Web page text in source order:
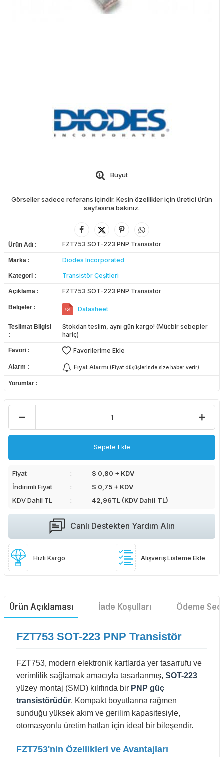
Büyüt
Görseller sadece referans içindir. Kesin özellikler için üretici ürün
sayfasına bakınız.
Ürün Adı FZT753 SOT-223 PNP Transistör
Marka Diodes Incorporated
Kategori Transistör Çeşitleri
Açıklama FZT753 SOT-223 PNP Transistör
Belgeler Datasheet
Teslimat Bilgisi
Stokdan teslim, aynı gün kargo! (Mücbir sebepler
hariç)
Favori Favorilerime Ekle
Alarm Fiyat Alarmı (Fiyat düşüşlerinde size haber verir)
Yorumlar
Sepete Ekle
Fiyat
$ 0,80 + KDV
İndirimli Fiyat
$ 0,75 + KDV
KDV Dahil TL
42,96TL (KDV Dahil TL)
Canlı Destekten Yardım Alın
Hızlı Kargo Alışveriş Listeme Ekle
Ürün Açıklaması İade Koşulları Ödeme
FZT753 SOT-223 PNP Transistör
FZT753, modern elektronik kartlarda yer tasarrufu ve
verimlilik sağlamak amacıyla tasarlanmış, SOT-223
yüzey montaj (SMD) kılıfında bir PNP güç
transistörüdür. Kompakt boyutlarına rağmen
sunduğu yüksek akım ve gerilim kapasitesiyle,
otomasyonlu üretim hatları için ideal bir bileşendir.
FZT753'nin Özellikleri ve Avantajları